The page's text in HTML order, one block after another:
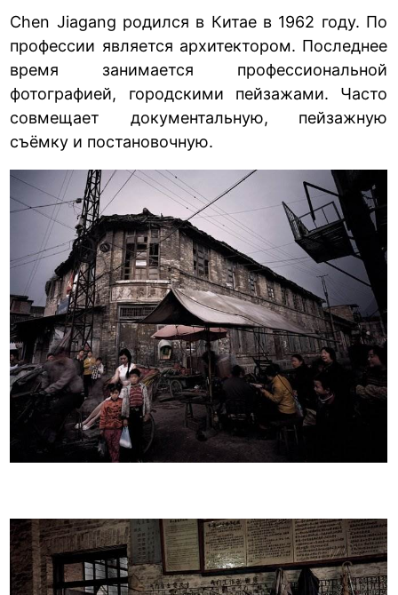
Chen Jiagang родился в Китае в 1962 году. По
профессии является архитектором. Последнее
время занимается профессиональной
фотографией, городскими пейзажами. Часто
совмещает документальную, пейзажную
съёмку и постановочную.